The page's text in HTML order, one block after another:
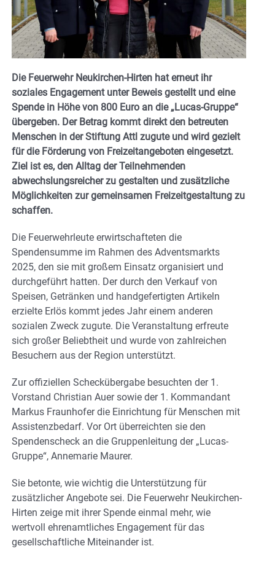
Die Feuerwehr Neukirchen-Hirten hat erneut ihr
soziales Engagement unter Beweis gestellt und eine
Spende in Höhe von 800 Euro an die „Lucas-Gruppe“
übergeben. Der Betrag kommt direkt den betreuten
Menschen in der Stiftung Attl zugute und wird gezielt
für die Förderung von Freizeitangeboten eingesetzt.
Ziel ist es, den Alltag der Teilnehmenden
abwechslungsreicher zu gestalten und zusätzliche
Möglichkeiten zur gemeinsamen Freizeitgestaltung zu
schaffen.
Die Feuerwehrleute erwirtschafteten die
Spendensumme im Rahmen des Adventsmarkts
2025, den sie mit großem Einsatz organisiert und
durchgeführt hatten. Der durch den Verkauf von
Speisen, Getränken und handgefertigten Artikeln
erzielte Erlös kommt jedes Jahr einem anderen
sozialen Zweck zugute. Die Veranstaltung erfreute
sich großer Beliebtheit und wurde von zahlreichen
Besuchern aus der Region unterstützt.
Zur offiziellen Scheckübergabe besuchten der 1.
Vorstand Christian Auer sowie der 1. Kommandant
Markus Fraunhofer die Einrichtung für Menschen mit
Assistenzbedarf. Vor Ort überreichten sie den
Spendenscheck an die Gruppenleitung der „Lucas-
Gruppe“, Annemarie Maurer.
Sie betonte, wie wichtig die Unterstützung für
zusätzlicher Angebote sei. Die Feuerwehr Neukirchen-
Hirten zeige mit ihrer Spende einmal mehr, wie
wertvoll ehrenamtliches Engagement für das
gesellschaftliche Miteinander ist.